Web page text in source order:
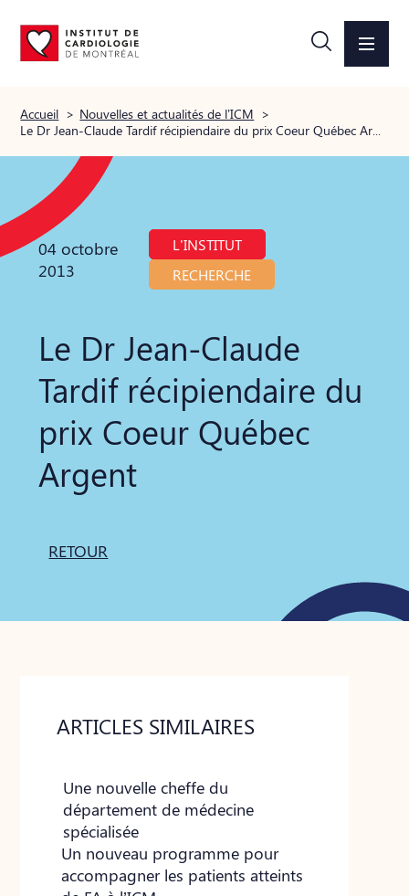
Accueil > Nouvelles et actualités de l’ICM >
04 octobre
2013
L'INSTITUT
RECHERCHE
Le Dr Jean-Claude
Tardif récipiendaire du
prix Coeur Québec
Argent
RETOUR
ARTICLES SIMILAIRES
Une nouvelle cheffe du
département de médecine
spécialisée
Un nouveau programme pour
accompagner les patients atteints